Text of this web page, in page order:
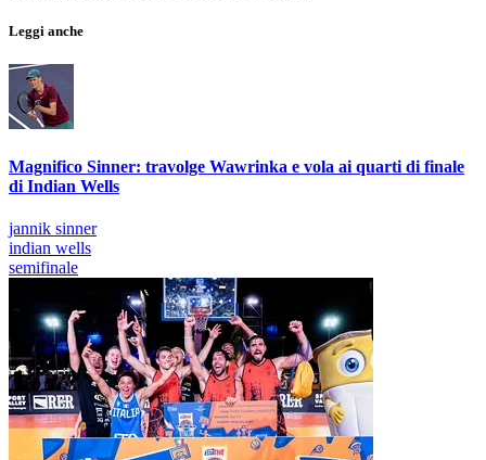
Leggi anche
Magnifico Sinner: travolge Wawrinka e vola ai quarti di finale
di Indian Wells
jannik sinner
indian wells
semifinale